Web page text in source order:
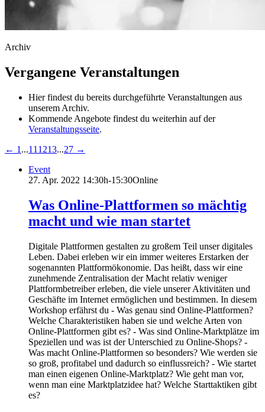
Archiv
Vergangene Veranstaltungen
Hier findest du bereits durchgeführte Veranstaltungen aus
unserem Archiv.
Kommende Angebote findest du weiterhin auf der
Veranstaltungsseite.
← 1 ...11 1213...27 →
Event
27. Apr. 2022 14:30h-15:30Online
Was Online-Plattformen so mächtig
macht und wie man startet
Digitale Plattformen gestalten zu großem Teil unser digitales
Leben. Dabei erleben wir ein immer weiteres Erstarken der
sogenannten Plattformökonomie. Das heißt, dass wir eine
zunehmende Zentralisation der Macht relativ weniger
Plattformbetreiber erleben, die viele unserer Aktivitäten und
Geschäfte im Internet ermöglichen und bestimmen. In diesem
Workshop erfährst du - Was genau sind Online-Plattformen?
Welche Charakteristiken haben sie und welche Arten von
Online-Plattformen gibt es? - Was sind Online-Marktplätze im
Speziellen und was ist der Unterschied zu Online-Shops? -
Was macht Online-Plattformen so besonders? Wie werden sie
so groß, profitabel und dadurch so einflussreich? - Wie startet
man einen eigenen Online-Marktplatz? Wie geht man vor,
wenn man eine Marktplatzidee hat? Welche Starttaktiken gibt
es?